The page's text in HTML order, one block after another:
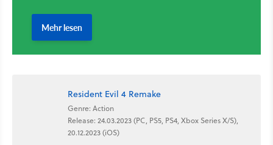
Resident Evil 4 Remake
Genre: Action
Release: 24.03.2023 (PC, PS5, PS4, Xbox Series X/S),
20.12.2023 (iOS)